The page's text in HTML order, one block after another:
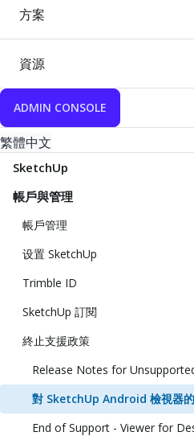
方案
資源
ADMIN CONSOLE
繁體中文
SketchUp
帳戶與管理
帳戶管理
设置 SketchUp
Trimble ID
SketchUp 訂閱
終止支援政策
Release Notes for
對 SketchUp Android 檢視器
End of Support - Viewer for